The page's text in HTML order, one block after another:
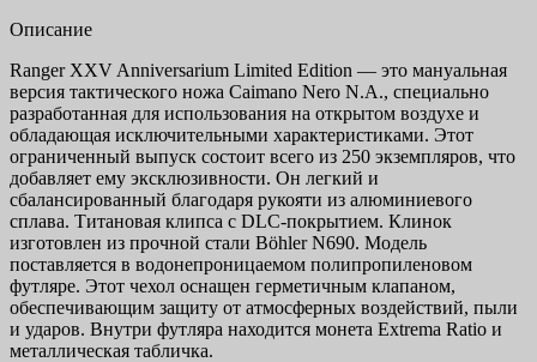
Описание
Ranger XXV Anniversarium Limited Edition — это мануальная
версия тактического ножа Caimano Nero N.A., специально
разработанная для использования на открытом воздухе и
обладающая исключительными характеристиками. Этот
ограниченный выпуск состоит всего из 250 экземпляров, что
добавляет ему эксклюзивности. Он легкий и
сбалансированный благодаря рукояти из алюминиевого
сплава. Титановая клипса с DLC-покрытием. Клинок
изготовлен из прочной стали Böhler N690. Модель
поставляется в водонепроницаемом полипропиленовом
футляре. Этот чехол оснащен герметичным клапаном,
обеспечивающим защиту от атмосферных воздействий, пыли
и ударов. Внутри футляра находится монета Extrema Ratio и
металлическая табличка.